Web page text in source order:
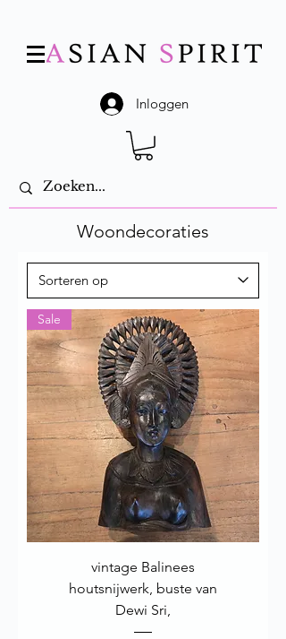
Inloggen
Woondecoraties
Sale
vintage Balinees
houtsnijwerk, buste van
Dewi Sri,